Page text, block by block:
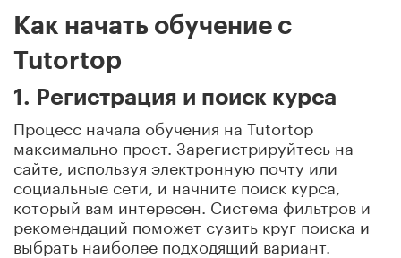
Как начать обучение с
Tutortop
1. Регистрация и поиск курса
Процесс начала обучения на Tutortop
максимально прост. Зарегистрируйтесь на
сайте, используя электронную почту или
социальные сети, и начните поиск курса,
который вам интересен. Система фильтров и
рекомендаций поможет сузить круг поиска и
выбрать наиболее подходящий вариант.